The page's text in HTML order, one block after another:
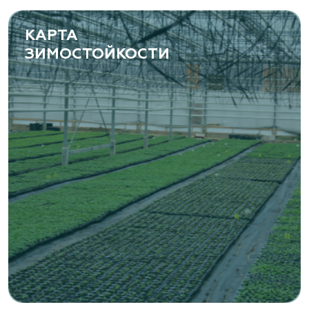
www.yoly-paly.ru
«ВЕНЕВ» питомник растений
Тульская область, Венёвский р-н, село
Борщевое, улица Лесная, д. 13
8 963 224 87 99
https://www.venev1.ru/
«ВЕНЕВ» питомник растений
Тульская область, Венёвский р-н, село
Борщевое, улица Лесная, д. 13
8 963 224 87 99
https://www.venev1.ru/
КАРТА
ЗИМОСТОЙКОСТИ